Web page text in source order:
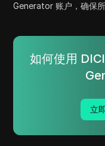
Generator 账户，确保
如何使用
立